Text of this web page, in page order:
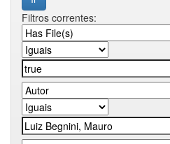
Filtros correntes: